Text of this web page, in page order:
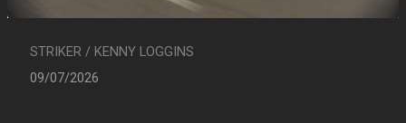
STRIKER / KENNY LOGGINS
09/07/2026